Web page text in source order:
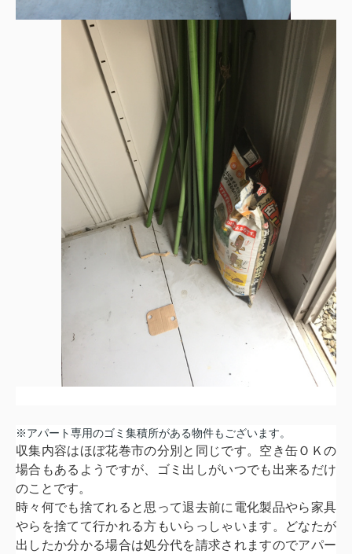
※アパート専用のゴミ集積所がある物件もございます。
収集内容はほぼ花巻市の分別と同じです。空き缶ＯＫの
場合もあるようですが、ゴミ出しがいつでも出来るだけ
のことです。
時々何でも捨てれると思って退去前に電化製品やら家具
やらを捨てて行かれる方もいらっしゃいます。どなたが
出したか分かる場合は処分代を請求されますのでアパー